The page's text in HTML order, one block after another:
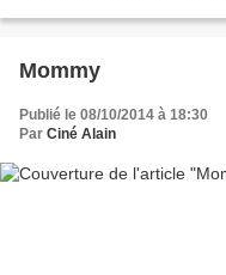
Mommy
Publié le 08/10/2014 à 18:30
Par Ciné Alain